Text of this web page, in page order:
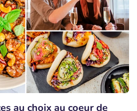
au choix au coeur de